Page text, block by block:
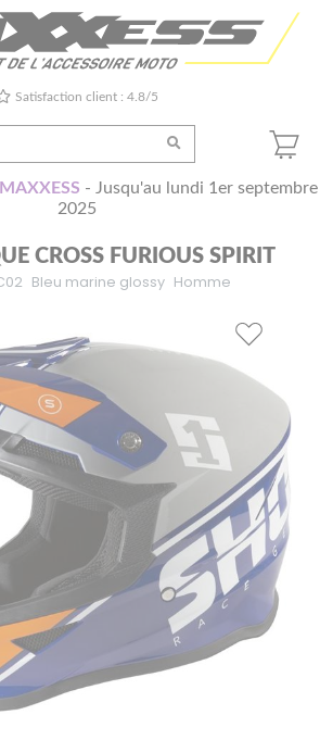
Satisfaction client : 4.8/5
- Jusqu'au lundi 1er septembre
2025
CROSS FURIOUS SPIRIT
Bleu marine glossy Homme